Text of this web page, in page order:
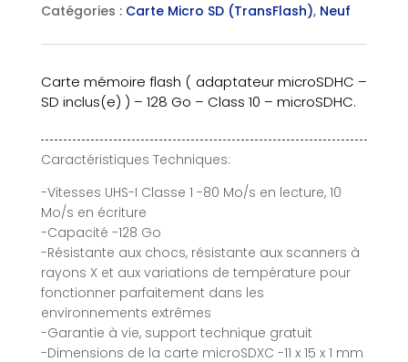
Catégories : Carte Micro SD (TransFlash), Neuf
Carte mémoire flash ( adaptateur microSDHC –
SD inclus(e) ) – 128 Go – Class 10 – microSDHC.
Caractéristiques Techniques:
-Vitesses UHS-I Classe 1 -80 Mo/s en lecture, 10
Mo/s en écriture
-Capacité -128 Go
-Résistante aux chocs, résistante aux scanners à
rayons X et aux variations de température pour
fonctionner parfaitement dans les
environnements extrêmes
-Garantie à vie, support technique gratuit
-Dimensions de la carte microSDXC -11 x 15 x 1 mm